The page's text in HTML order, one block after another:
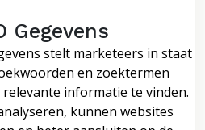
Gegevens
stelt marketeers in staat
en zoektermen
informatie te vinden.
kunnen websites